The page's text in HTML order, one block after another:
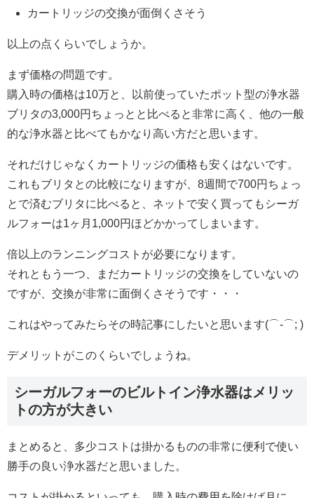
カートリッジの交換が面倒くさそう
以上の点くらいでしょうか。
まず価格の問題です。
購入時の価格は10万と、以前使っていたポット型の浄水器
ブリタの3,000円ちょっとと比べると非常に高く、他の一般
的な浄水器と比べてもかなり高い方だと思います。
それだけじゃなくカートリッジの価格も安くはないです。
これもブリタとの比較になりますが、8週間で700円ちょっ
とで済むブリタに比べると、ネットで安く買ってもシーガ
ルフォーは1ヶ月1,000円ほどかかってしまいます。
倍以上のランニングコストが必要になります。
それともう一つ、まだカートリッジの交換をしていないの
ですが、交換が非常に面倒くさそうです・・・
これはやってみたらその時記事にしたいと思います(⌒-⌒; )
デメリットがこのくらいでしょうね。
シーガルフォーのビルトイン浄水器はメリッ
トの方が大きい
まとめると、多少コストは掛かるものの非常に便利で使い
勝手の良い浄水器だと思いました。